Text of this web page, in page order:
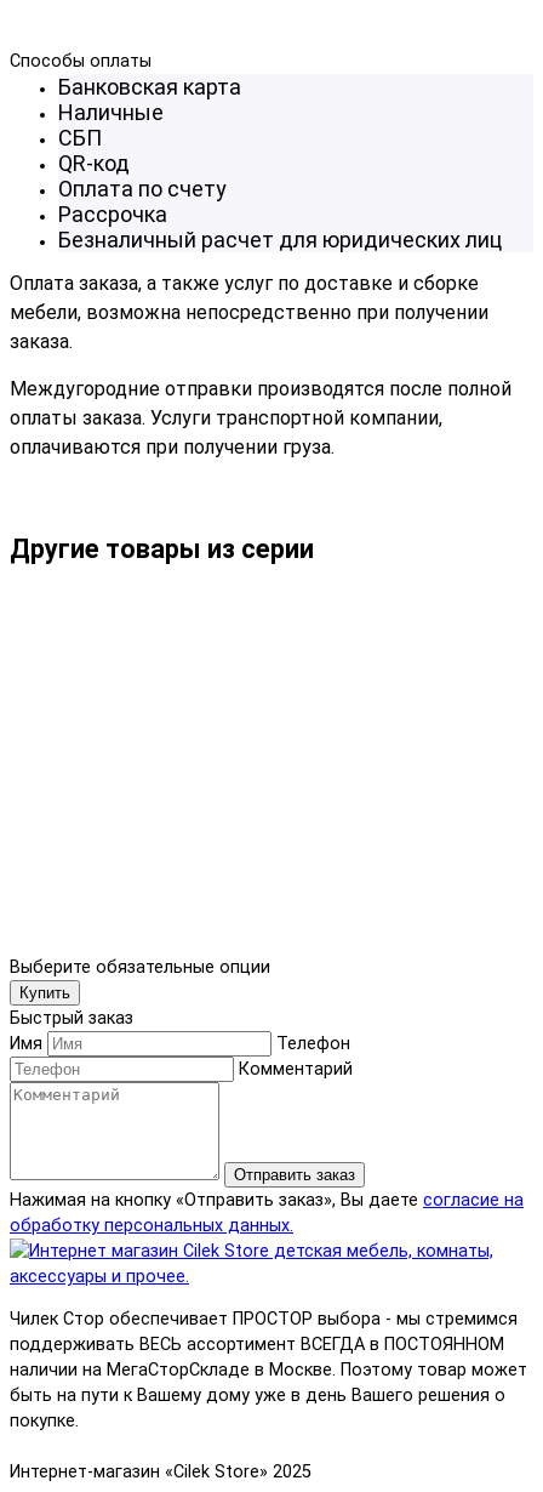
Способы оплаты
Банковская карта
Наличные
СБП
QR-код
Оплата по счету
Рассрочка
Безналичный расчет для юридических лиц
Оплата заказа, а также услуг по доставке и сборке
мебели, возможна непосредственно при получении
заказа.
Междугородние отправки производятся после полной
оплаты заказа. Услуги транспортной компании,
оплачиваются при получении груза.
Другие товары из серии
Выберите обязательные опции
Купить
Быстрый заказ
Имя
Телефон
Комментарий
Отправить заказ
Нажимая на кнопку «Отправить заказ», Вы даете согласие на
обработку персональных данных.
Чилек Стор обеспечивает ПРОСТОР выбора - мы стремимся
поддерживать ВЕСЬ ассортимент ВСЕГДА в ПОСТОЯННОМ
наличии на МегаСторСкладе в Москве. Поэтому товар может
быть на пути к Вашему дому уже в день Вашего решения о
покупке.
Интернет-магазин «Cilek Store» 2025